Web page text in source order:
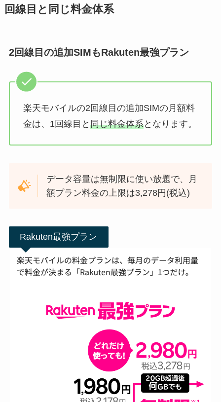
回線目と同じ料金体系
2回線目の追加SIMもRakuten最強プラン
楽天モバイルの2回線目の追加SIMの月額料
金は、1回線目と 同じ料金体系となります。
データ容量は無制限に使い放題で、月
額プラン料金の上限は3,278円(税込)
Rakuten最強プラン